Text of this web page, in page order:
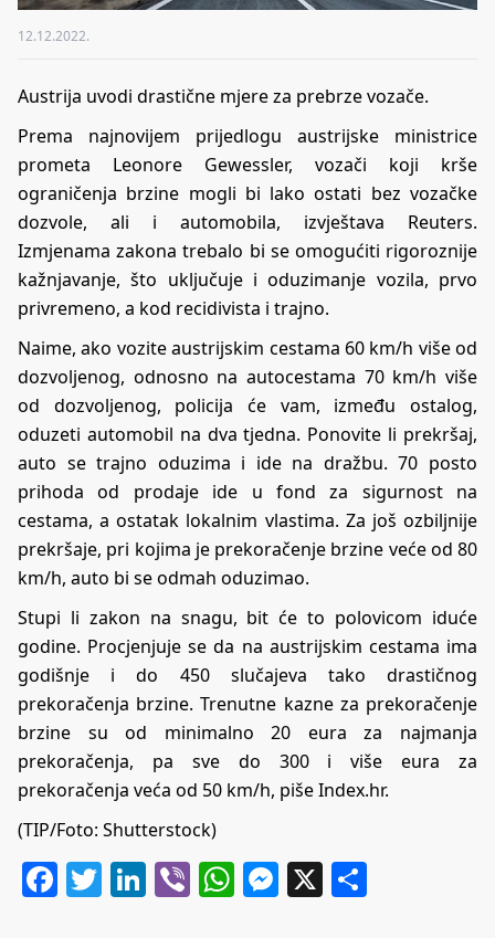
12.12.2022.
Austrija uvodi drastične mjere za prebrze vozače.
Prema najnovijem prijedlogu austrijske ministrice
prometa Leonore Gewessler, vozači koji krše
ograničenja brzine mogli bi lako ostati bez vozačke
dozvole, ali i automobila, izvještava Reuters.
Izmjenama zakona trebalo bi se omogućiti rigoroznije
kažnjavanje, što uključuje i oduzimanje vozila, prvo
privremeno, a kod recidivista i trajno.
Naime, ako vozite austrijskim cestama 60 km/h više od
dozvoljenog, odnosno na autocestama 70 km/h više
od dozvoljenog, policija će vam, između ostalog,
oduzeti automobil na dva tjedna. Ponovite li prekršaj,
auto se trajno oduzima i ide na dražbu. 70 posto
prihoda od prodaje ide u fond za sigurnost na
cestama, a ostatak lokalnim vlastima. Za još ozbiljnije
prekršaje, pri kojima je prekoračenje brzine veće od 80
km/h, auto bi se odmah oduzimao.
Stupi li zakon na snagu, bit će to polovicom iduće
godine. Procjenjuje se da na austrijskim cestama ima
godišnje i do 450 slučajeva tako drastičnog
prekoračenja brzine. Trenutne kazne za prekoračenje
brzine su od minimalno 20 eura za najmanja
prekoračenja, pa sve do 300 i više eura za
prekoračenja veća od 50 km/h, pišeIndex.hr.
(TIP/Foto: Shutterstock)
Facebook
Twitter
LinkedIn
ViberWhatsApp
Messenger
X